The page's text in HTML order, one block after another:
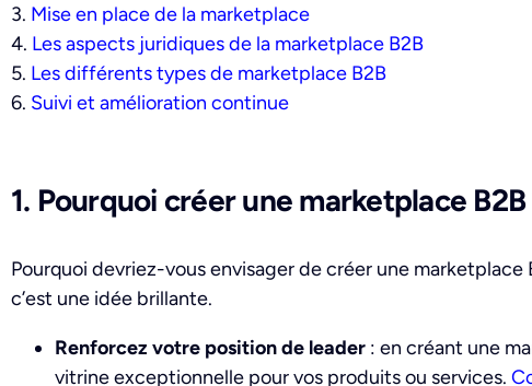
3. Mise en place de la marketplace
4. Les aspects juridiques de la marketplace B2B
5. Les différents types de marketplace B2B
6. Suivi et amélioration continue
1. Pourquoi créer une marketplace B2B
Pourquoi devriez-vous envisager de créer une
c’est une idée brillante.
Renforcez votre position de leader : en créant une
vitrine exceptionnelle pour vos produits ou services.